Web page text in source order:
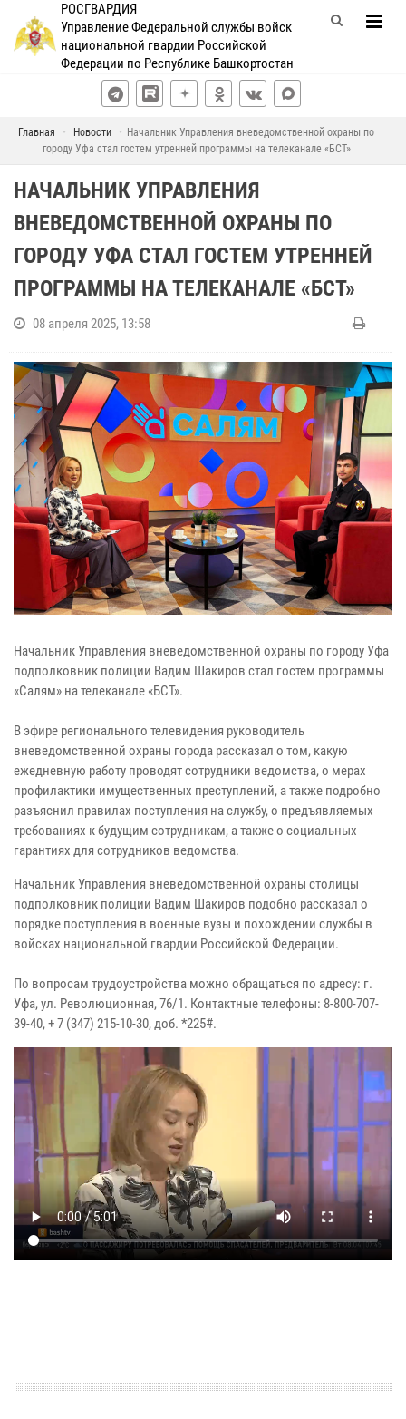
РОСГВАРДИЯ
Управление Федеральной службы войск
национальной гвардии Российской
Федерации по Республике Башкортостан
Главная Новости
Начальник Управления вневедомственной охраны по
городу Уфа стал гостем утренней программы на телеканале «БСТ»
НАЧАЛЬНИК УПРАВЛЕНИЯ
ВНЕВЕДОМСТВЕННОЙ ОХРАНЫ ПО
ГОРОДУ УФА СТАЛ ГОСТЕМ УТРЕННЕЙ
ПРОГРАММЫ НА ТЕЛЕКАНАЛЕ «БСТ»
08 апреля 2025, 13:58
Начальник Управления вневедомственной охраны по городу Уфа
подполковник полиции Вадим Шакиров стал гостем программы
«Салям» на телеканале «БСТ».
В эфире регионального телевидения руководитель
вневедомственной охраны города рассказал о том, какую
ежедневную работу проводят сотрудники ведомства, о мерах
профилактики имущественных преступлений, а также подробно
разъяснил правилах поступления на службу, о предъявляемых
требованиях к будущим сотрудникам, а также о социальных
гарантиях для сотрудников ведомства.
Начальник Управления вневедомственной охраны столицы
подполковник полиции Вадим Шакиров подобно рассказал о
порядке поступления в военные вузы и похождении службы в
войсках национальной гвардии Российской Федерации.
По вопросам трудоустройства можно обращаться по адресу: г.
Уфа, ул. Революционная, 76/1. Контактные телефоны: 8-800-707-
39-40, + 7 (347) 215-10-30, доб. *225#.